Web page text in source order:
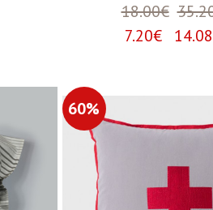
18.00€
7.20€
60%